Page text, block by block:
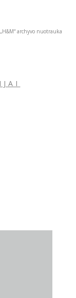
„H&M“ archyvo nuotrauka